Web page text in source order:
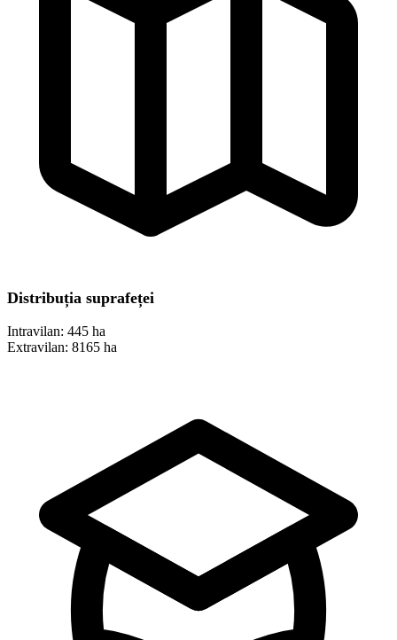
Distribuția suprafeței
Intravilan: 445 ha
Extravilan: 8165 ha